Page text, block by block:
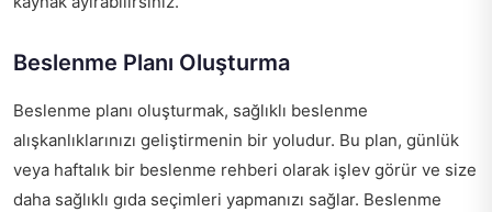
Beslenme Planı Oluşturma
Beslenme planı oluşturmak, sağlıklı beslenme
alışkanlıklarınızı geliştirmenin bir yoludur. Bu plan, günlük
veya haftalık bir beslenme rehberi olarak işlev görür ve size
daha sağlıklı gıda seçimleri yapmanızı sağlar. Beslenme